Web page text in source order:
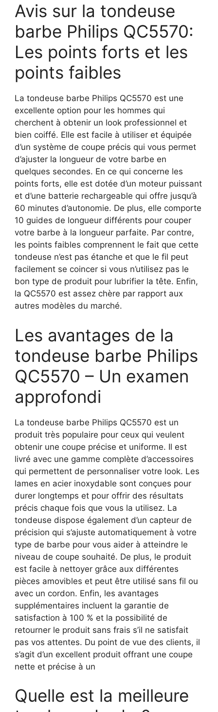
Avis sur la tondeuse
barbe Philips QC5570:
Les points forts et les
points faibles
La tondeuse barbe Philips QC5570 est une
excellente option pour les hommes qui
cherchent à obtenir un look professionnel et
bien coiffé. Elle est facile à utiliser et équipée
d’un système de coupe précis qui vous permet
d’ajuster la longueur de votre barbe en
quelques secondes. En ce qui concerne les
points forts, elle est dotée d’un moteur puissant
et d’une batterie rechargeable qui offre jusqu’à
60 minutes d’autonomie. De plus, elle comporte
10 guides de longueur différents pour couper
votre barbe à la longueur parfaite. Par contre,
les points faibles comprennent le fait que cette
tondeuse n’est pas étanche et que le fil peut
facilement se coincer si vous n’utilisez pas le
bon type de produit pour lubrifier la tête. Enfin,
la QC5570 est assez chère par rapport aux
autres modèles du marché.
Les avantages de la
tondeuse barbe Philips
QC5570 – Un examen
approfondi
La tondeuse barbe Philips QC5570 est un
produit très populaire pour ceux qui veulent
obtenir une coupe précise et uniforme. Il est
livré avec une gamme complète d’accessoires
qui permettent de personnaliser votre look. Les
lames en acier inoxydable sont conçues pour
durer longtemps et pour offrir des résultats
précis chaque fois que vous la utilisez. La
tondeuse dispose également d’un capteur de
précision qui s’ajuste automatiquement à votre
type de barbe pour vous aider à atteindre le
niveau de coupe souhaité. De plus, le produit
est facile à nettoyer grâce aux différentes
pièces amovibles et peut être utilisé sans fil ou
avec un cordon. Enfin, les avantages
supplémentaires incluent la garantie de
satisfaction à 100 % et la possibilité de
retourner le produit sans frais s’il ne satisfait
pas vos attentes. Du point de vue des clients, il
s’agit d’un excellent produit offrant une coupe
nette et précise à un
Quelle est la meilleure